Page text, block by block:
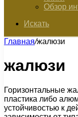
Обзор
Искать
Главная/жалюзи
жалюзи
Горизонтальные
пластика либо
устойчивостью к